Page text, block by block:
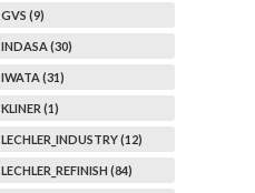
GVS (9)
INDASA (30)
IWATA (31)
KLINER (1)
LECHLER_INDUSTRY (12)
LECHLER_REFINISH (84)